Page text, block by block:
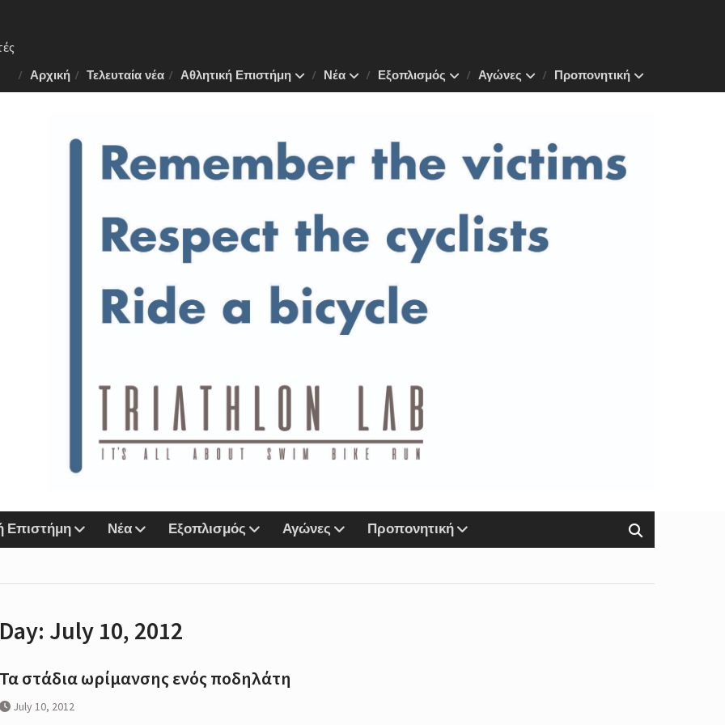
Αρχική Τελευταία νέα Αθλητική Επιστήμη Νέα Εξοπλισμός Αγώνες Προπονητική
Επιστήμη Νέα Εξοπλισμός Αγώνες Προπονητική
Day: July 10, 2012
Τα στάδια ωρίμανσης ενός ποδηλάτη
July 10, 2012